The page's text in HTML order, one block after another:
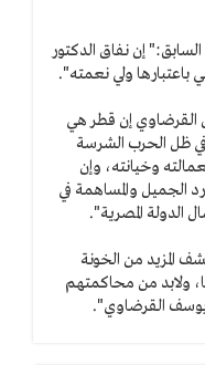
إن نفاق الدكتور
ولي نعمته".
القرضاوي إن قطر هي
ظل الحرب الشرسة
وخيانته، وإن
الجميل والمساهمة في
الدولة المصرية".
المزيد من الخونة
ولابد من محاكمتهم
القرضاوي".